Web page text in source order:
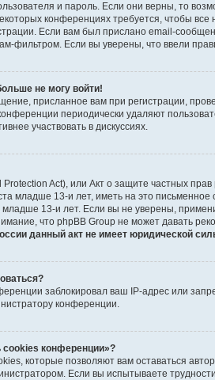
и пароль. Если они верны, то
конференциях требуется, чтобы
Если вам был прислано email-
фильтром. Если вы уверены, что ввели
не могу войти!
присланное вам при регистрации,
периодически удаляют
участвовать в дискуссиях.
Protection Act), или Акт о защите частных
младше 13-и лет, иметь на это
13-и лет. Если вы не уверены,
что phpBB Group не может давать
данный акт не имеет юридической
заблокировал ваш IP-адрес или
конференции.
cookies конференции»?
которые позволяют вам оставаться
Если вы испытываете